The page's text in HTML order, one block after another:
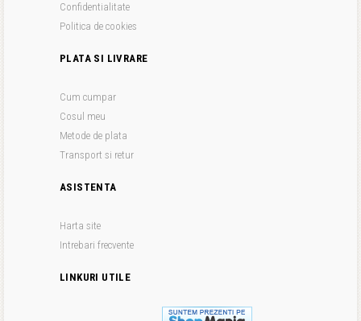
Confidentialitate
Politica de cookies
PLATA SI LIVRARE
Cum cumpar
Cosul meu
Metode de plata
Transport si retur
ASISTENTA
Harta site
Intrebari frecvente
LINKURI UTILE